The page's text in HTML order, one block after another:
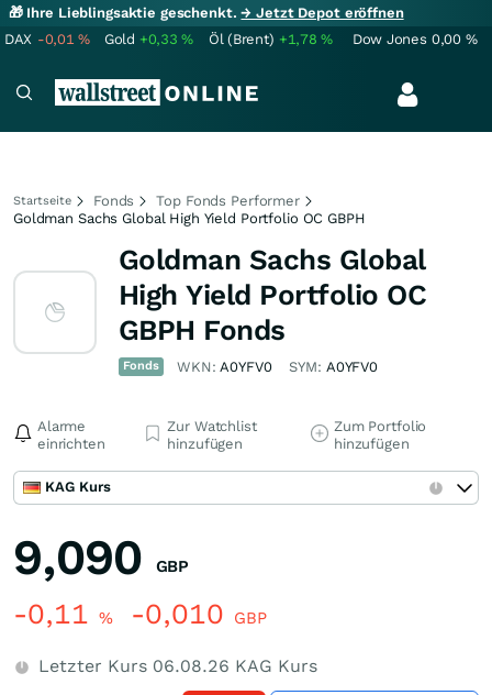
🎁 Ihre Lieblingsaktie geschenkt.→ Jetzt Depot eröffnen
DAX -0,01% Gold +0,33% Öl (Brent) +1,78% Dow Jones 0,00 %
Startseite Fonds
Top Fonds Performer
Goldman Sachs Global High Yield Portfolio OC GBPH
Goldman Sachs Global
High Yield Portfolio OC
GBPH Fonds
Fonds WKN:A0YFV0 SYM: A0YFV0
Alarme
einrichten
Zur Watchlist
hinzufügen
Zum Portfolio
hinzufügen
KAG Kurs
9,090 GBP
-0,11 % -0,010 GBP
Letzter Kurs 06.08.26 KAG Kurs